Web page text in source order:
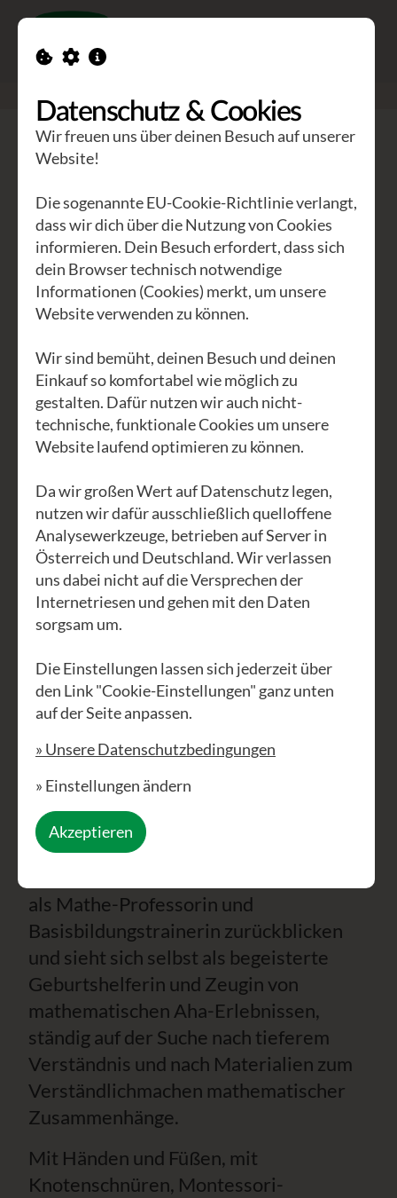
Mathematik begreifen
Abschied vom persönlichen
Mathe-Trauma
"Ich werde das nie verstehen!"
"Irgendwann bin ich ausgestiegen." "Ich
verstanden." Mathe ist nichts für mich!"
"Ich bin einfach nicht mathematisch
begabt."
unmusikalischen Menschen, sondern
nur musikalisch Verstörte, die
"ungeeignete Erfahrungen" gemacht
haben. In diesem Sinne möchte
Margarete Distelberger all jene, die
sich "mathematisch verstört" fühlen,
Erfahrungen gemacht haben, aber auch
alle, die ein tieferes Verständnis für
einfach so, oder weil sie anderen
sinnvoll beistehen möchten, an diesem
Wochenende herzlich willkommen
heißen.
als Mathe-Professorin und
Basisbildungstrainerin zurückblicken
und sieht sich selbst als begeisterte
Geburtshelferin und Zeugin von
mathematischen Aha-Erlebnissen,
ständig auf der Suche nach tieferem
Verständnis und nach Materialien zum
Verständlichmachen mathematischer
Zusammenhänge.
Mit Händen und Füßen, mit
Knotenschnüren, Montessori-
Datenschutz & Cookies
Wir freuen uns über deinen Besuch auf unserer
Website!
Die sogenannte EU-Cookie-Richtlinie verlangt,
dass wir dich über die Nutzung von Cookies
informieren. Dein Besuch erfordert, dass sich
dein Browser technisch notwendige
Informationen (Cookies) merkt, um unsere
Website verwenden zu können.
Wir sind bemüht, deinen Besuch und deinen
Einkauf so komfortabel wie möglich zu
gestalten. Dafür nutzen wir auch nicht-
technische, funktionale Cookies um unsere
Website laufend optimieren zu können.
Da wir großen Wert auf Datenschutz legen,
nutzen wir dafür ausschließlich quelloffene
Analysewerkzeuge, betrieben auf Server in
Österreich und Deutschland. Wir verlassen
uns dabei nicht auf die Versprechen der
Internetriesen und gehen mit den Daten
sorgsam um.
Die Einstellungen lassen sich jederzeit über
den Link "Cookie-Einstellungen" ganz unten
auf der Seite anpassen.
» Unsere Datenschutzbedingungen
» Einstellungen ändern
Akzeptieren